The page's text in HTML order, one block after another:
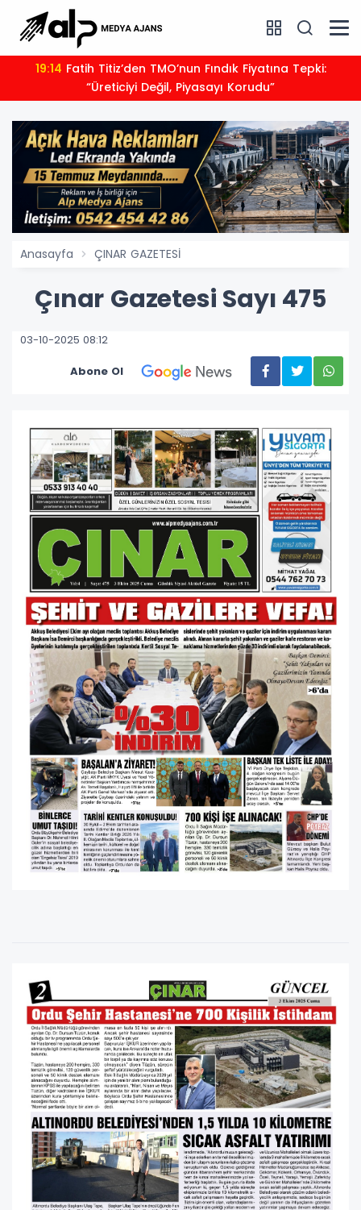
Değil, Piyasayı Korudu”
17:006 Ağustos 2026 Günlük Burç Yorumları Neler
Anasayfa ÇINAR GAZETESİ
Çınar Gazetesi Sayı 475
03-10-2025 08:12
Abone Ol